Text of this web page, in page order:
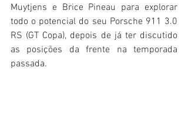
Muytjens e Brice Pineau para explorar
todo o potencial do seu Porsche 911 3.0
RS (GT Copa), depois de já ter discutido
as posições da frente na temporada
passada.